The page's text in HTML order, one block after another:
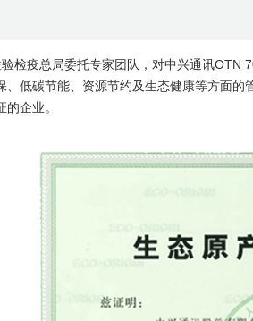
检疫总局委托专家团队，对中兴通讯OTN
、低碳节能、资源节约及生态健康等方面
企业。